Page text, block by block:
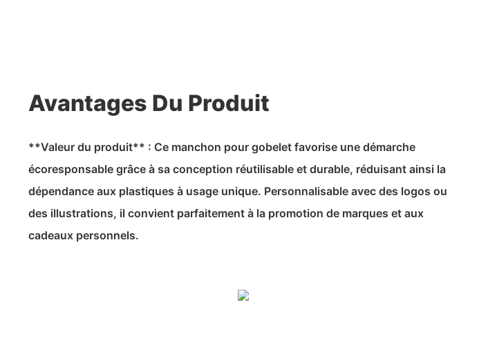
Avantages Du Produit
**Valeur du produit** : Ce manchon pour gobelet favorise une démarche
écoresponsable grâce à sa conception réutilisable et durable, réduisant ainsi la
dépendance aux plastiques à usage unique. Personnalisable avec des logos ou
des illustrations, il convient parfaitement à la promotion de marques et aux
cadeaux personnels.